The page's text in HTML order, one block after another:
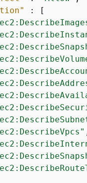
: [